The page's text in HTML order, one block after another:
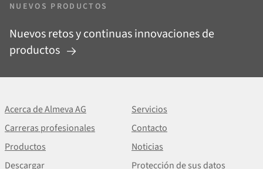
NUEVOS PRODUCTOS
Nuevos retos y continuas innovaciones de
productos
Acerca de Almeva AG
Servicios
Carreras profesionales
Contacto
Productos
Noticias
Descargar
Protección de sus datos